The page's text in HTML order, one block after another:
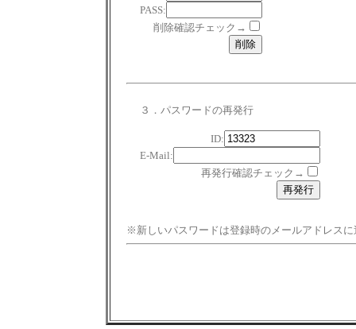
PASS:
削除確認チェック→
３．パスワードの再発行
ID:
E-Mail:
再発行確認チェック→
※新しいパスワードは登録時のメールアドレスに